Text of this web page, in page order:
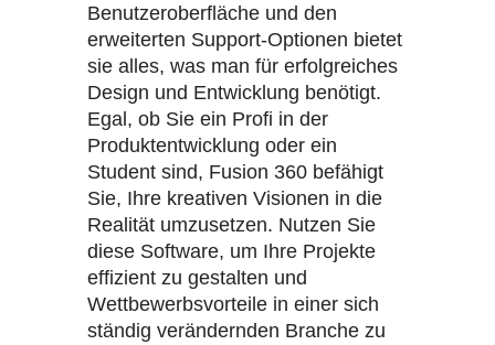
Benutzeroberfläche und den
erweiterten Support-Optionen bietet
sie alles, was man für erfolgreiches
Design und Entwicklung benötigt.
Egal, ob Sie ein Profi in der
Produktentwicklung oder ein
Student sind, Fusion 360 befähigt
Sie, Ihre kreativen Visionen in die
Realität umzusetzen. Nutzen Sie
diese Software, um Ihre Projekte
effizient zu gestalten und
Wettbewerbsvorteile in einer sich
ständig verändernden Branche zu